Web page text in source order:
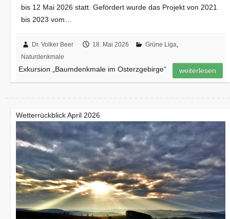
bis 12 Mai 2026 statt. Gefördert wurde das Projekt von 2021
bis 2023 vom…
Dr. Volker Beer 18. Mai 2026 Grüne Liga,
Naturdenkmale
Exkursion „Baumdenkmale im Osterzgebirge“ weiterlesen
Wetterrückblick April 2026